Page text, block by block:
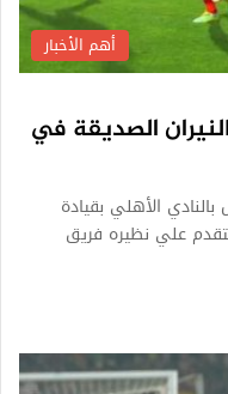
أهم الأخبار
الصديقة في
الأهلي بقيادة
علي نظيره فريق